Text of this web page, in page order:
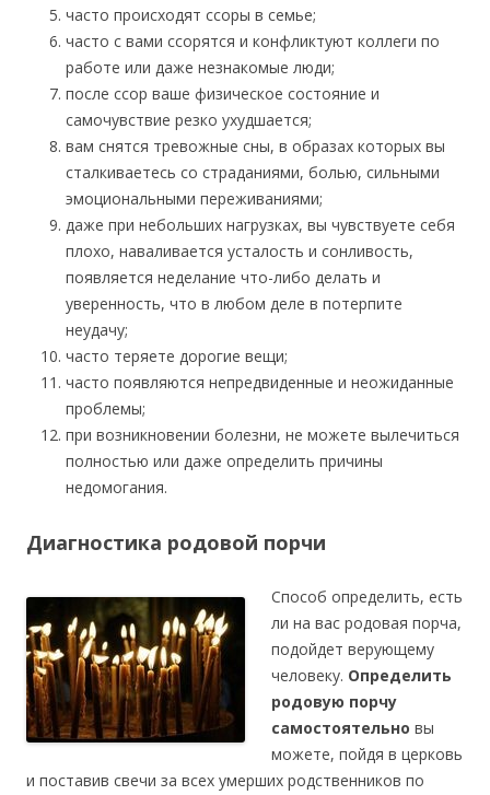
часто происходят ссоры в семье;
часто с вами ссорятся и конфликтуют коллеги по
работе или даже незнакомые люди;
после ссор ваше физическое состояние и
самочувствие резко ухудшается;
вам снятся тревожные сны, в образах которых вы
сталкиваетесь со страданиями, болью, сильными
эмоциональными переживаниями;
даже при небольших нагрузках, вы чувствуете себя
плохо, наваливается усталость и сонливость,
появляется неделание что-либо делать и
уверенность, что в любом деле в потерпите
неудачу;
часто теряете дорогие вещи;
часто появляются непредвиденные и неожиданные
проблемы;
при возникновении болезни, не можете вылечиться
полностью или даже определить причины
недомогания.
Диагностика родовой порчи
Способ определить, есть
ли на вас родовая порча,
подойдет верующему
человеку. Определить
родовую порчу
самостоятельно вы
можете, пойдя в церковь
и поставив свечи за всех умерших родственников по